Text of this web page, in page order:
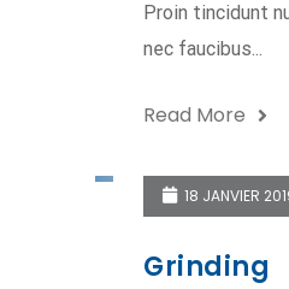
Proin tincidunt
nec faucibus...
Read More
18 JANVIER
Grinding